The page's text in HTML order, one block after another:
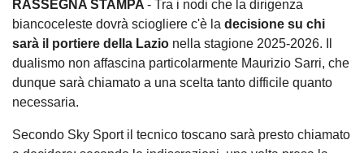
RASSEGNA STAMPA - Tra i nodi che la dirigenza
biancoceleste dovrà sciogliere c'è la decisione su chi
sarà il portiere della Lazio nella stagione 2025-2026. Il
dualismo non affascina particolarmente Maurizio Sarri, che
dunque sarà chiamato a una scelta tanto difficile quanto
necessaria.
Secondo Sky Sport il tecnico toscano sarà presto chiamato